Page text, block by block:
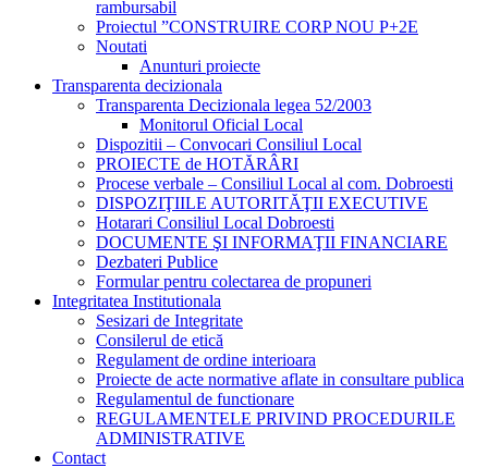
rambursabil
Proiectul ”CONSTRUIRE CORP NOU P+2E
Noutati
Anunturi proiecte
Transparenta decizionala
Transparenta Decizionala legea 52/2003
Monitorul Oficial Local
Dispozitii – Convocari Consiliul Local
PROIECTE de HOTĂRÂRI
Procese verbale – Consiliul Local al com. Dobroesti
DISPOZIŢIILE AUTORITĂŢII EXECUTIVE
Hotarari Consiliul Local Dobroesti
DOCUMENTE ŞI INFORMAŢII FINANCIARE
Dezbateri Publice
Formular pentru colectarea de propuneri
Integritatea Institutionala
Sesizari de Integritate
Consilerul de etică
Regulament de ordine interioara
Proiecte de acte normative aflate in consultare publica
Regulamentul de functionare
REGULAMENTELE PRIVIND PROCEDURILE
ADMINISTRATIVE
Contact